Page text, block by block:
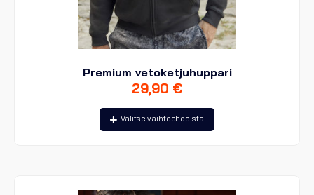
Premium vetoketjuhuppari
29,90 €
Valitse vaihtoehdoista
Tällä
tuotteella
Voit